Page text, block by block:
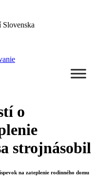
Slovenska
o
strojnásobil
na zateplenie rodinného domu